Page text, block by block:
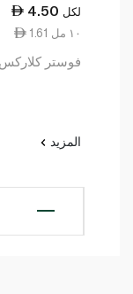
4.50 لكل
1.61 ١٠ مل
فوستر كلاركس
المزيد